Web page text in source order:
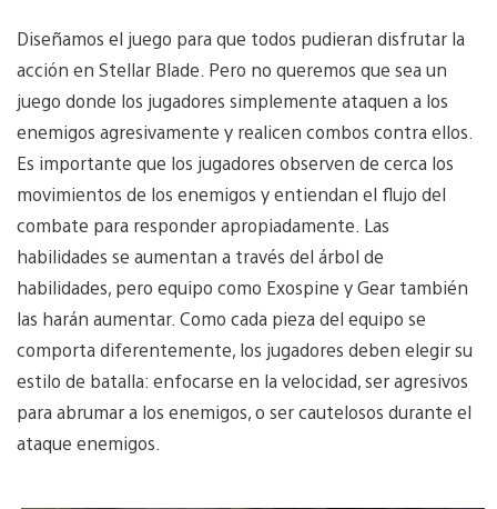
Diseñamos el juego para que todos pudieran disfrutar la
acción en Stellar Blade. Pero no queremos que sea un
juego donde los jugadores simplemente ataquen a los
enemigos agresivamente y realicen combos contra ellos.
Es importante que los jugadores observen de cerca los
movimientos de los enemigos y entiendan el flujo del
combate para responder apropiadamente. Las
habilidades se aumentan a través del árbol de
habilidades, pero equipo como Exospine y Gear también
las harán aumentar. Como cada pieza del equipo se
comporta diferentemente, los jugadores deben elegir su
estilo de batalla: enfocarse en la velocidad, ser agresivos
para abrumar a los enemigos, o ser cautelosos durante el
ataque enemigos.